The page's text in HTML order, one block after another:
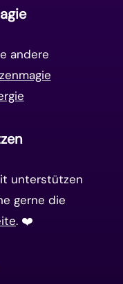
andere
unterstützen
gerne die
. ❤️️